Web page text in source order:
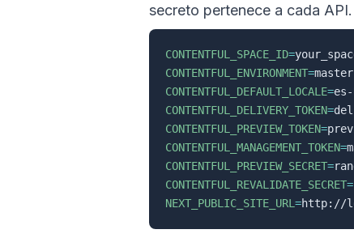
secreto pertenece a cada API.
CONTENTFUL_SPACE_ID=
CONTENTFUL_ENVIRONMENT=
CONTENTFUL_DEFAULT_LOCALE=
CONTENTFUL_DELIVERY_TOKEN=
CONTENTFUL_PREVIEW_TOKEN=
CONTENTFUL_MANAGEMENT_TOKEN=
CONTENTFUL_PREVIEW_SECRET=
CONTENTFUL_REVALIDATE_SECRET=
NEXT_PUBLIC_SITE_URL =